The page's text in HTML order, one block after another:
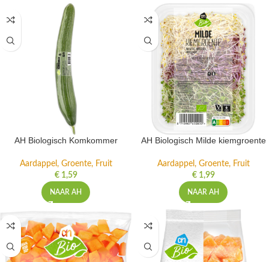
AH Biologisch Komkommer
Aardappel, Groente, Fruit
€1,59
NAAR AH
AH Biologisch Milde kiemgroente
Aardappel, Groente, Fruit
€1,99
NAAR AH